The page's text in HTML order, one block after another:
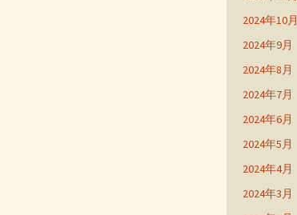
2024年10月
2024年9月
2024年8月
2024年7月
2024年6月
2024年5月
2024年4月
2024年3月